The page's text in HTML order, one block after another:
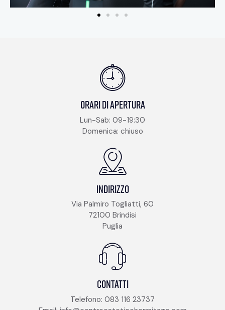
Orari di Apertura
Lun-Sab: 09-19:30
Domenica: chiuso
Indirizzo
Via Palmiro Togliatti, 60
72100 Brindisi
Puglia
Contatti
Telefono: 083 116 23737